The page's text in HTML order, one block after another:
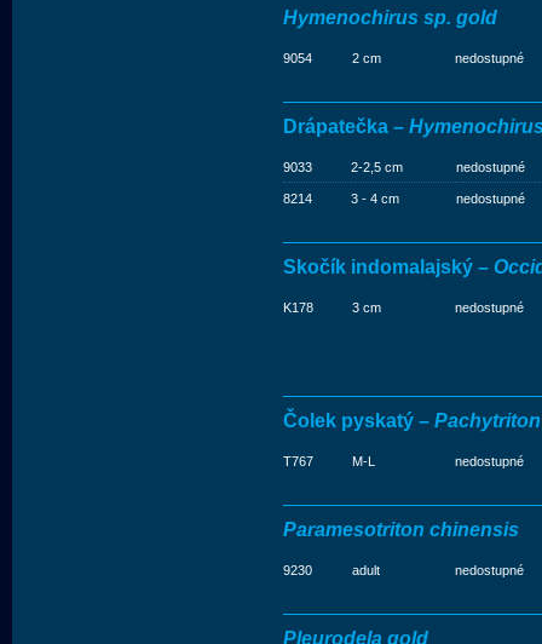
Hymenochirus sp. gold
9054 2 cm nedostupné
Drápatečka –
9033 2-2,5 cm nedostupné
8214 3 - 4 cm nedostupné
Skočík indomalajský –
K178 3 cm nedostupné
Čolek pyskatý –
T767 M-L nedostupné
Paramesotriton chinensis
9230 adult nedostupné
Pleurodela gold